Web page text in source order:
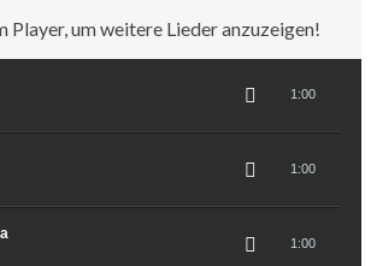
Player, um weitere Lieder anzuzeigen!
1:00
1:00
1:00